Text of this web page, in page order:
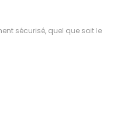
sécurisé, quel que soit le